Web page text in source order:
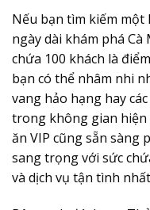
Nếu bạn tìm kiếm
ngày dài khám phá
chứa 100 khách là
bạn có thể nhâm nhi
vang hảo hạng hay
trong không gian hiện
ăn VIP cũng sẵn sàng
sang trọng với sức
và dịch vụ tận tình